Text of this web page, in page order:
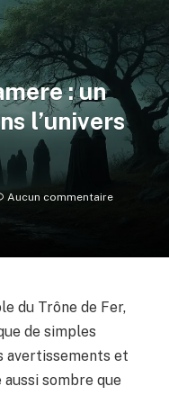
: un
l’univers
Aucun commentaire
du Trône de Fer,
de simples
avertissements et
sombre que